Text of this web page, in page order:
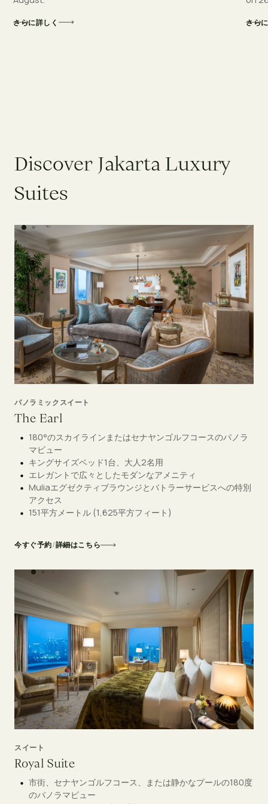
さらに詳しく さら
Discover JakartaLuxury
Suites
パノラミックスイート
The Earl
180°のスカイラインまたはセナヤンゴルフコースのパノラ
マビュー
キングサイズベッド1台、大人2名用
エレガントで広々としたモダンなアメニティ
Muliaエグゼクティブラウンジとバトラーサービスへの特別
アクセス
151平方メートル (1,625平方フィート)
今すぐ予約/詳細はこちら
スイート
Royal Suite
市街、セナヤンゴルフコース、または静かなプールの180度
のパノラマビュー